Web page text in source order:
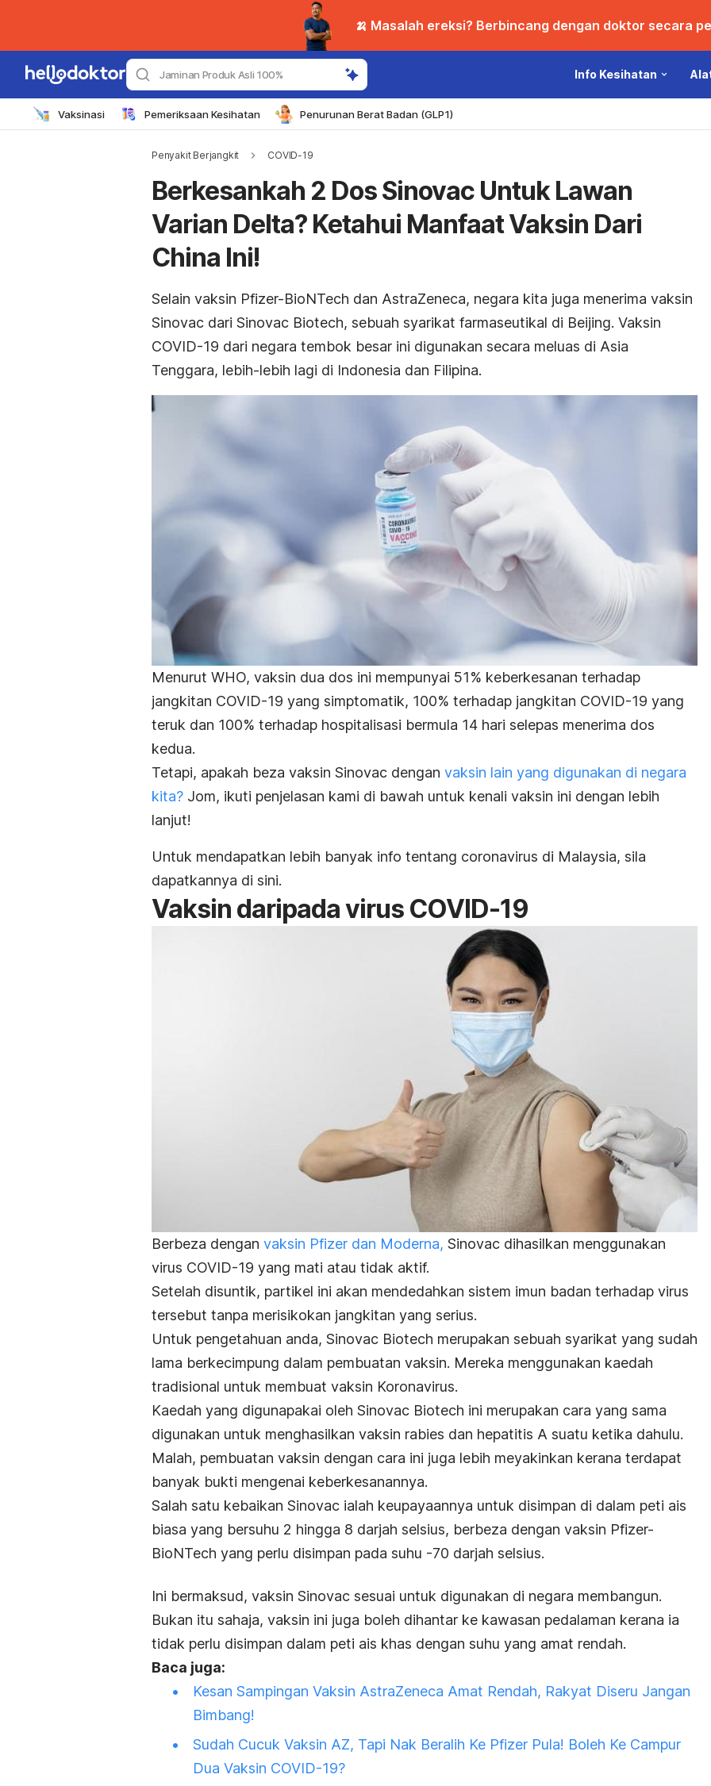
🍌 Masalah ereksi? Berbincang dengan doktor secara
Jaminan Produk Asli 100% Info Kesihatan
Vaksinasi Pemeriksaan Kesihatan Penurunan Berat Badan (GLP1)
Penyakit Berjangkit COVID-19
Berkesankah 2 Dos Sinovac Untuk Lawan
Varian Delta? Ketahui Manfaat Vaksin Dari
China Ini!
Selain vaksin Pfizer-BioNTech dan AstraZeneca, negara kita juga menerima vaksin
Sinovac dari Sinovac Biotech, sebuah syarikat farmaseutikal di Beijing. Vaksin
COVID-19 dari negara tembok besar ini digunakan secara meluas di Asia
Tenggara, lebih-lebih lagi di Indonesia dan Filipina.
Menurut WHO, vaksin dua dos ini mempunyai 51% keberkesanan terhadap
jangkitan COVID-19 yang simptomatik, 100% terhadap jangkitan COVID-19 yang
teruk dan 100% terhadap hospitalisasi bermula 14 hari selepas menerima dos
kedua.
Tetapi, apakah beza vaksin Sinovac dengan vaksin lain yang digunakan di negara
kita? Jom, ikuti penjelasan kami di bawah untuk kenali vaksin ini dengan lebih
lanjut!
Untuk mendapatkan lebih banyak info tentang coronavirus di Malaysia, sila
dapatkannya di sini.
Vaksin daripada virus COVID-19
Berbeza dengan vaksin Pfizer dan Moderna, Sinovac dihasilkan menggunakan
virus COVID-19 yang mati atau tidak aktif.
Setelah disuntik, partikel ini akan mendedahkan sistem imun badan terhadap virus
tersebut tanpa merisikokan jangkitan yang serius.
Untuk pengetahuan anda, Sinovac Biotech merupakan sebuah syarikat yang sudah
lama berkecimpung dalam pembuatan vaksin. Mereka menggunakan kaedah
tradisional untuk membuat vaksin Koronavirus.
Kaedah yang digunapakai oleh Sinovac Biotech ini merupakan cara yang sama
digunakan untuk menghasilkan vaksin rabies dan hepatitis A suatu ketika dahulu.
Malah, pembuatan vaksin dengan cara ini juga lebih meyakinkan kerana terdapat
banyak bukti mengenai keberkesanannya.
Salah satu kebaikan Sinovac ialah keupayaannya untuk disimpan di dalam peti ais
biasa yang bersuhu 2 hingga 8 darjah selsius, berbeza dengan vaksin Pfizer-
BioNTech yang perlu disimpan pada suhu -70 darjah selsius.
Ini bermaksud, vaksin Sinovac sesuai untuk digunakan di negara membangun.
Bukan itu sahaja, vaksin ini juga boleh dihantar ke kawasan pedalaman kerana ia
tidak perlu disimpan dalam peti ais khas dengan suhu yang amat rendah.
Baca juga:
Kesan Sampingan Vaksin AstraZeneca Amat Rendah, Rakyat Diseru Jangan
Bimbang!
Sudah Cucuk Vaksin AZ, Tapi Nak Beralih Ke Pfizer Pula! Boleh Ke Campur
Dua Vaksin COVID-19?